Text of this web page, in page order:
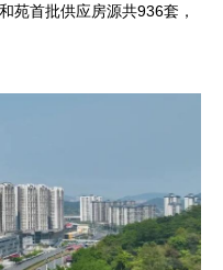
苑首批供应房源共936套，